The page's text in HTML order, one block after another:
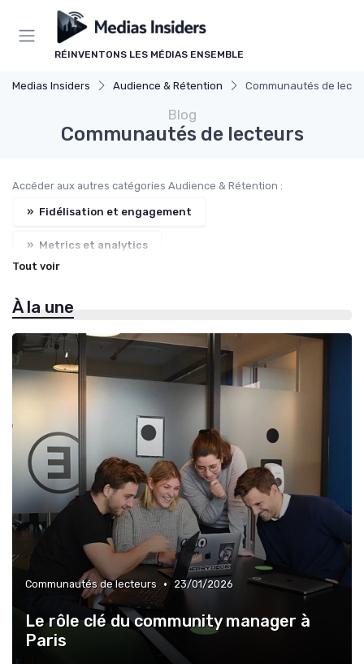
RÉINVENTONS LES MÉDIAS ENSEMBLE
Medias Insiders Audience & Rétention Communautés de
Blog
Communautés de lecteurs
Accéder aux autres catégories Audience & Rétention :
» Fidélisation et engagement
» Metrics et analytics
» Churn et désabonnement
Tout voir
À la une
Communautés de lecteurs • 23/01/2026
Le rôle clé du community manager à
Paris
Panneau de gestion des cookies